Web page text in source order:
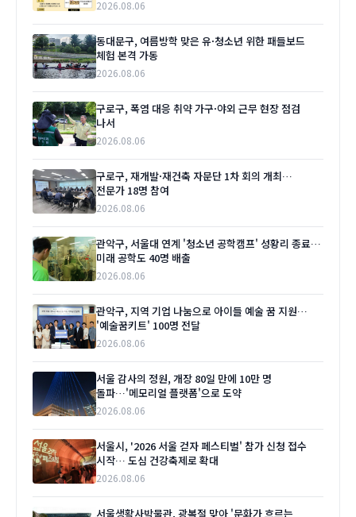
2026.08.06
동대문구, 여름방학 맞은 유·청소년 위한 패들보드
체험 본격 가동
2026.08.06
구로구, 폭염 대응 취약 가구·야외 근무 현장 점검
나서
2026.08.06
구로구, 재개발·재건축 자문단 1차 회의 개최…
전문가 18명 참여
2026.08.06
관악구, 서울대 연계 '청소년 공학캠프' 성황리 종료…
미래 공학도 40명 배출
2026.08.06
관악구, 지역 기업 나눔으로 아이들 예술 꿈 지원…
'예술꿈키트' 100명 전달
2026.08.06
서울 감사의 정원, 개장 80일 만에 10만 명
돌파…'메모리얼 플랫폼'으로 도약
2026.08.06
서울시, '2026 서울 걷자 페스티벌' 참가 신청 접수
시작… 도심 건강축제로 확대
2026.08.06
서울생활사박물관, 광복절 맞아 '문화가 흐르는